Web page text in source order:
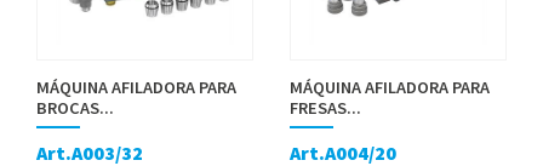
MÁQUINA AFILADORA PARA
BROCAS...
Art.A003/32
MÁQUINA AFILADORA PARA
FRESAS...
Art.A004/20